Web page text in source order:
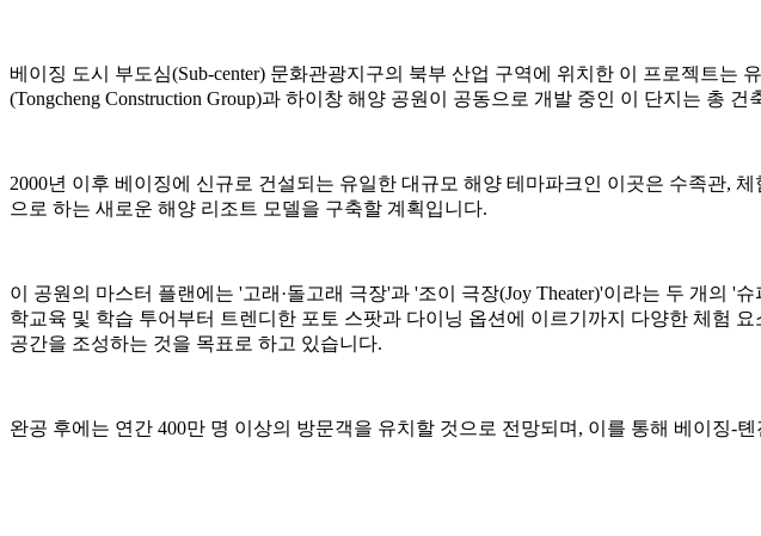
베이징 도시 부도심(Sub-center) 문화관광지구의 북부 산업 구역에 위치한 이 프로젝트
(Tongcheng Construction Group)과 하이창 해양 공원이 공동으로 개발 중인 이 단지는 총
2000년 이후 베이징에 신규로 건설되는 유일한 대규모 해양 테마파크인 이곳은 수족관,
으로 하는 새로운 해양 리조트 모델을 구축할 계획입니다.
이 공원의 마스터 플랜에는 '고래·돌고래 극장'과 '조이 극장(Joy Theater)'이라는 두 개의
학교육 및 학습 투어부터 트렌디한 포토 스팟과 다이닝 옵션에 이르기까지 다양한 체험
공간을 조성하는 것을 목표로 하고 있습니다.
완공 후에는 연간 400만 명 이상의 방문객을 유치할 것으로 전망되며, 이를 통해 베이징-